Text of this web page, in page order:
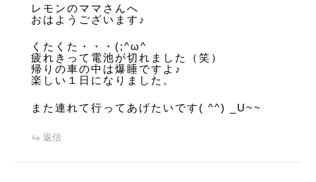
レモンのママさんへ
おはようございます♪
くたくた・・・(;^ω^
疲れきって電池が切れました（笑）
帰りの車の中は爆睡ですよ♪
楽しい１日になりました。
また連れて行ってあげたいです( ^^) _U~~
返信